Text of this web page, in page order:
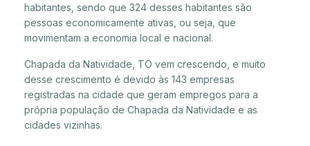
habitantes, sendo que 324 desses habitantes são
pessoas economicamente ativas, ou seja, que
movimentam a economia local e nacional.
Chapada da Natividade, TO vem crescendo, e muito
desse crescimento é devido às 143 empresas
registradas na cidade que geram empregos para a
própria população de Chapada da Natividade e as
cidades vizinhas.